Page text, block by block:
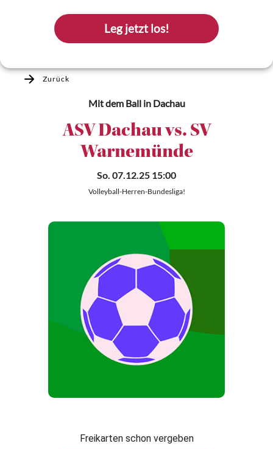
Leg jetzt los!
Zurück
Mit dem Ballin Dachau
ASV Dachau vs. SV
Warnemünde
So. 07.12.25 15:00
Volleyball-Herren-Bundesliga!
Freikarten schon vergeben